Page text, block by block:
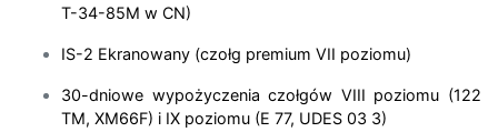
T-34-85M w CN)
IS-2 Ekranowany (czołg premium VII poziomu)
30-dniowe wypożyczenia czołgów VIII poziomu (122
TM, XM66F) i IX poziomu (E 77, UDES 03 3)